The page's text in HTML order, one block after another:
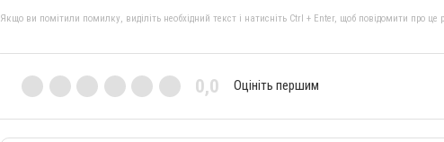
Якщо ви помітили помилку, виділіть необхідний текст і натисніть Ctrl + Enter, щоб повідомити про це
0,0 Оцініть першим